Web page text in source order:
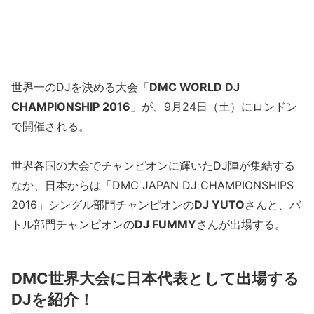
世界一のDJを決める大会「DMC WORLD DJ
CHAMPIONSHIP 2016 」が、9月24日（土）にロンドン
で開催される。
世界各国の大会でチャンピオンに輝いたDJ陣が集結する
なか、日本からは「DMC JAPAN DJ CHAMPIONSHIPS
2016」シングル部門チャンピオンのDJ YUTOさんと、バ
トル部門チャンピオンのDJ FUMMYさんが出場する。
DMC世界大会に日本代表として出場する
DJを紹介！